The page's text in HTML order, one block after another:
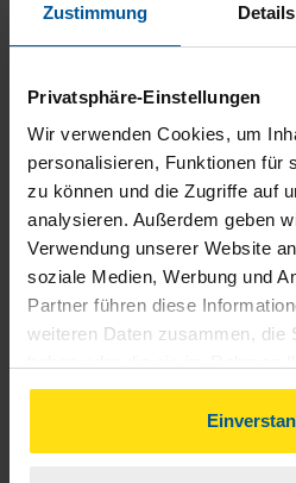
Zustimmung Details
Privatsphäre-Einstellungen
Wir verwenden Cookies, um
personalisieren, Funktionen für
zu können und die Zugriffe auf
analysieren. Außerdem geben
Verwendung unserer Website
soziale Medien, Werbung und
Partner führen diese
weiteren Daten zusammen, die
gesammelt haben. Indem Sie
können Sie der Verwendung
unserer
Über die VLH
Beratersuche
Karriere
Presse
Kontakt
Informationen für
Steuererklärung
Online-